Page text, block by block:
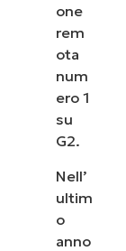
one
rem
ota
num
ero 1
su
G2.
Nell’
ultim
o
anno